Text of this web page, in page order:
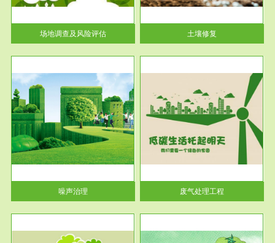
场地调查及风险评估 土壤修复
噪声治理
服务范围
废气处理工程
废气处理工程